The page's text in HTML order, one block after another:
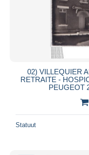
02) VILLEQUIER
RETRAITE -
PEUGEOT
Statuut